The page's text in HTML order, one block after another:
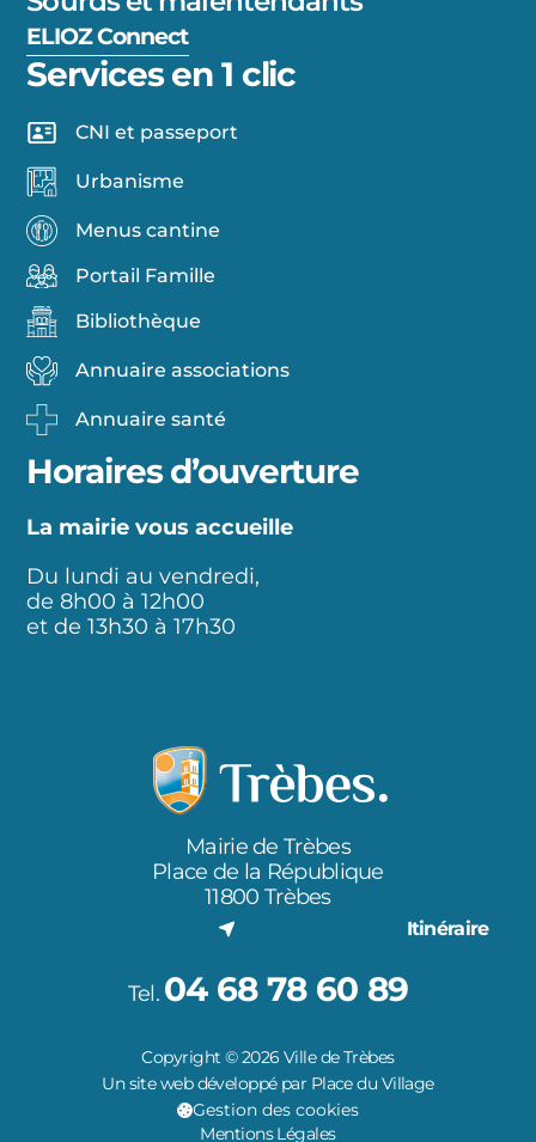
ELIOZ Connect
Services en 1 clic
CNI et passeport
Urbanisme
Menus cantine
Portail Famille
Bibliothèque
Annuaire associations
Annuaire santé
Horaires d’ouverture
La mairie vous accueille
Du lundi au vendredi,
de 8h00 à 12h00
et de 13h30 à 17h30
Mairie de Trèbes
Place de la République
11800 Trèbes
Itinéraire
Tel. 04 68 78 60 89
Copyright © 2026 Ville de Trèbes
Un site web développé par Place du Village
Gestion des cookies
Mentions Légales